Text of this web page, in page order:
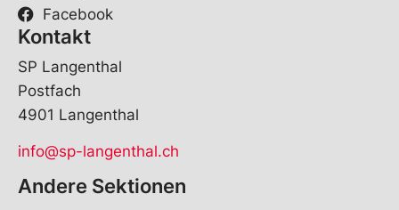
Facebook
Kontakt
SP Langenthal
Postfach
4901 Langenthal
info@sp-langenthal.ch
Andere Sektionen